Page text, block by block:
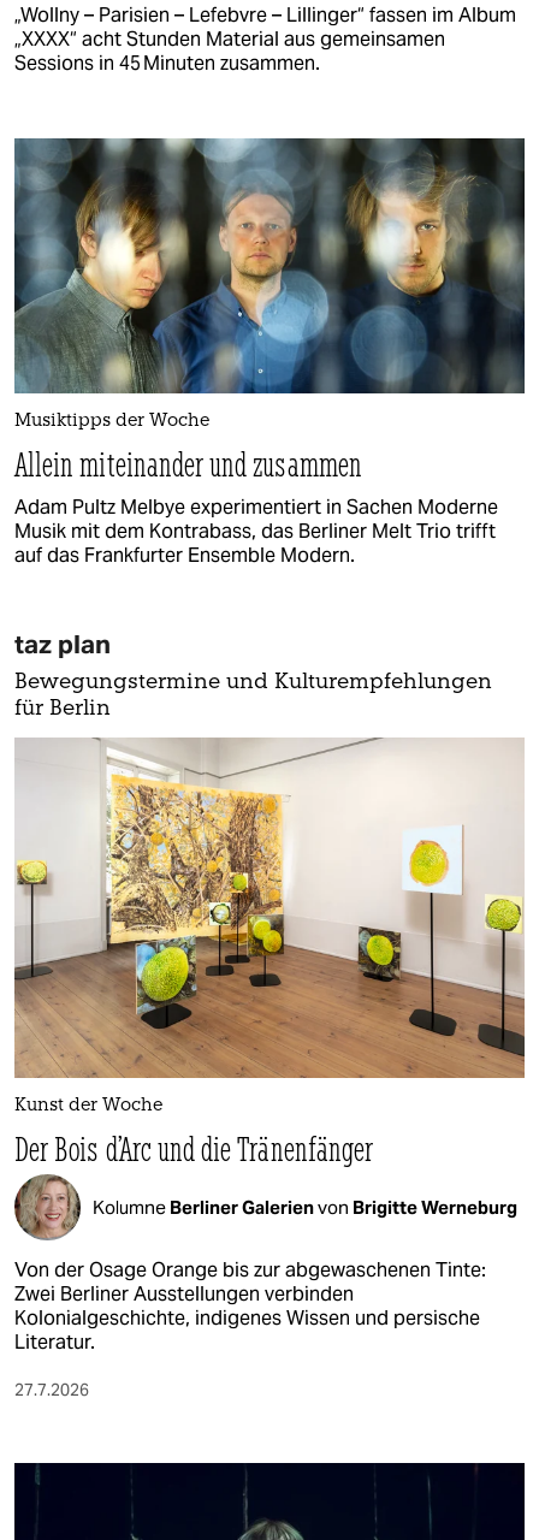
„Wollny – Parisien – Lefebvre – Lillinger“ fassen im Album
„XXXX“ acht ­Stunden Material aus gemeinsamen
Sessions in 45 Minuten zusammen.
Musiktipps der Woche
Allein miteinander und zusammen
Adam Pultz Melbye experimentiert in Sachen Moderne
Musik mit dem Kontrabass, das Berliner Melt Trio trifft
auf das Frankfurter Ensemble Modern.
taz plan
Bewegungstermine und Kulturempfehlungen
für Berlin
Kunst der Woche
Der Bois d’Arc und die Tränenfänger
Kolumne Berliner Galerienvon Brigitte Werneburg
Von der Osage Orange bis zur abgewaschenen Tinte:
Zwei Berliner Ausstellungen verbinden
Kolonialgeschichte, indigenes Wissen und persische
Literatur.
27.7.2026